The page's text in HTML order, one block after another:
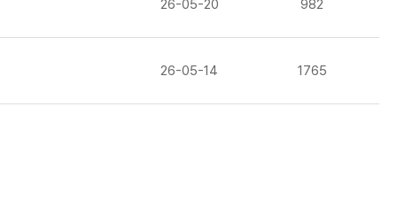
26-05-20 982
26-05-14 1765